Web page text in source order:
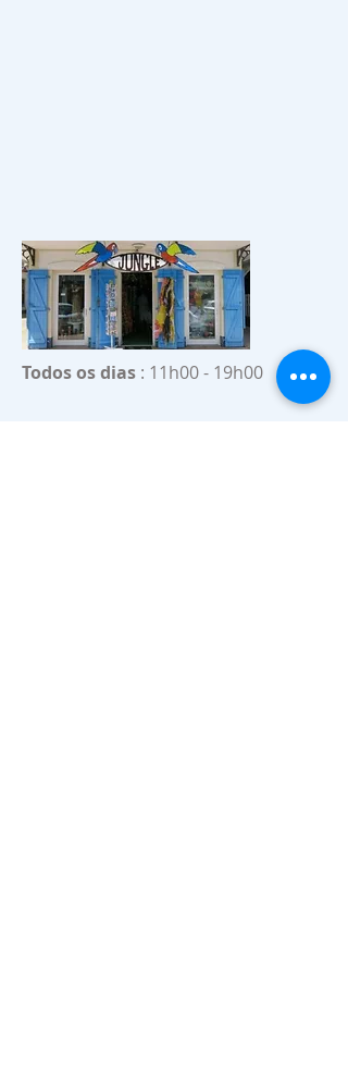
Todos os dias : 11h00 - 19h00